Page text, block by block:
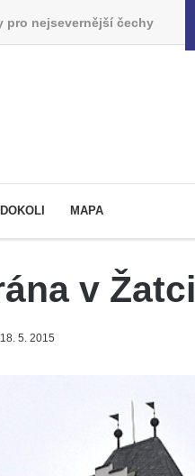
pro nejsevernější čechy
MAPA
v Žatci
18. 5. 2015